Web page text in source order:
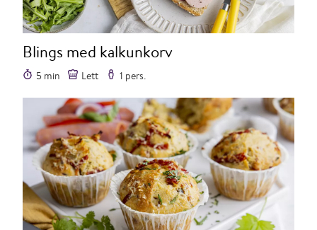
Blings med kalkunkorv
5 min Lett 1 pers.